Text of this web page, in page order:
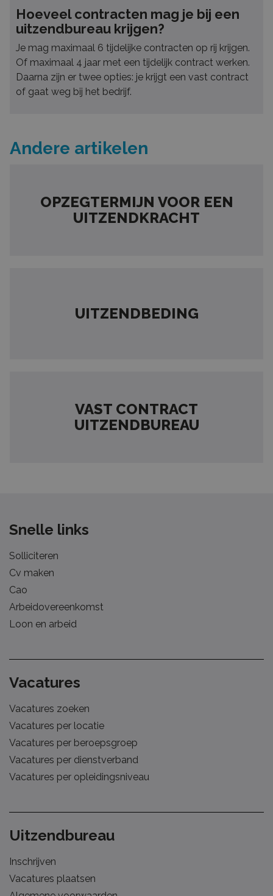
Hoeveel contracten mag je bij een
uitzendbureau krijgen?
Je mag maximaal 6 tijdelijke contracten op rij krijgen.
Of maximaal 4 jaar met een tijdelijk contract werken.
Daarna zijn er twee opties: je krijgt een vast contract
of gaat weg bij het bedrijf.
Andere artikelen
OPZEGTERMIJN VOOR EEN
UITZENDKRACHT
UITZENDBEDING
VAST CONTRACT
UITZENDBUREAU
Snelle links
Solliciteren
Cv maken
Cao
Arbeidovereenkomst
Loon en arbeid
Vacatures
Vacatures zoeken
Vacatures per locatie
Vacatures per beroepsgroep
Vacatures per dienstverband
Vacatures per opleidingsniveau
Uitzendbureau
Inschrijven
Vacatures plaatsen